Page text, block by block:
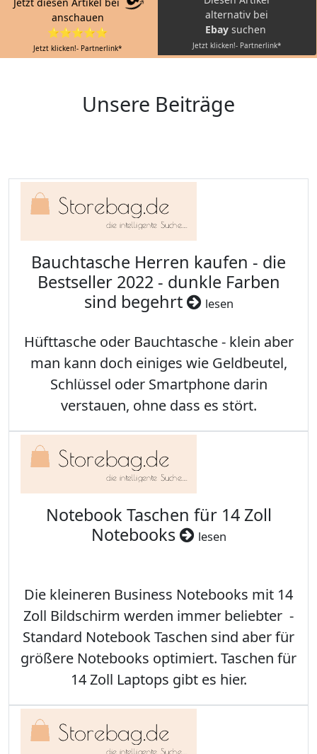
anschauen
⭐⭐⭐⭐⭐
Jetzt klicken!- Partnerlink*
alternativ bei
Ebay suchen
Jetzt klicken!- Partnerlink*
Unsere Beiträge
Bauchtasche Herren kaufen - die
Bestseller 2022 - dunkle Farben
sind begehrt
lesen
Hüfttasche oder Bauchtasche - klein aber
man kann doch einiges wie Geldbeutel,
Schlüssel oder Smartphone darin
verstauen, ohne dass es stört.
Notebook Taschen für 14 Zoll
Notebooks
lesen
Die kleineren Business Notebooks mit 14
Zoll Bildschirm werden immer beliebter -
Standard Notebook Taschen sind aber für
größere Notebooks optimiert. Taschen für
14 Zoll Laptops gibt es hier.